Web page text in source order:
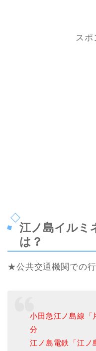
スポ
江ノ島イルミ
は？
★公共交通機関での
小田急江ノ島線
分
江ノ島電鉄「江